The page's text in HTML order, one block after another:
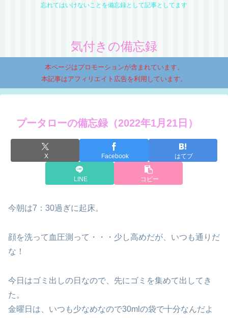
忘れてはいけないことを備忘録として記事としてます
気付きの備忘録
本ページはプロモーションが含まれています。
本記事はアフィリエイト広告を利用しています。
プータローの備忘録（2022年1月21日）
X Facebook はてブ
LINE コピー
今朝は7：30過ぎに起床。
顔を洗って血圧測って・・・少し高めだが、いつも通りだ
な！
今日はゴミ出しの日なので、先にゴミを集めて出してき
た。
金曜日は、いつも少なめなので30mlの袋で十分なんだよ